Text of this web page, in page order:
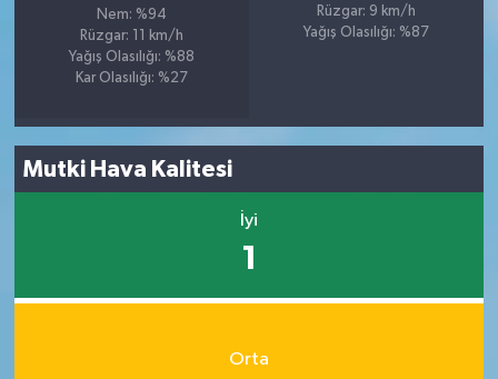
Nem: %94
Rüzgar: 11 km/h
Yağış Olasılığı: %88
Kar Olasılığı: %27
Rüzgar: 9 km/h
Yağış Olasılığı: %87
Mutki Hava Kalitesi
İyi
1
Orta